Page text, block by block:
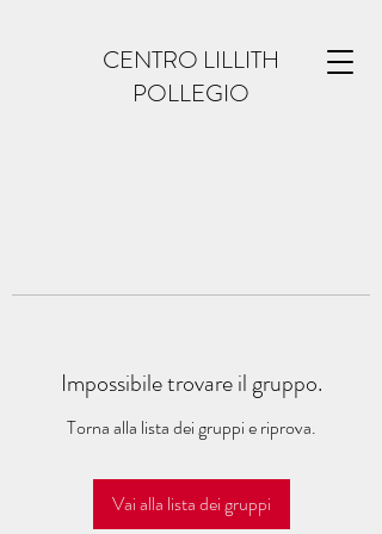
CENTRO LILLITH
POLLEGIO
Impossibile trovare il gruppo.
Torna alla lista dei gruppi e riprova.
Vai alla lista dei gruppi